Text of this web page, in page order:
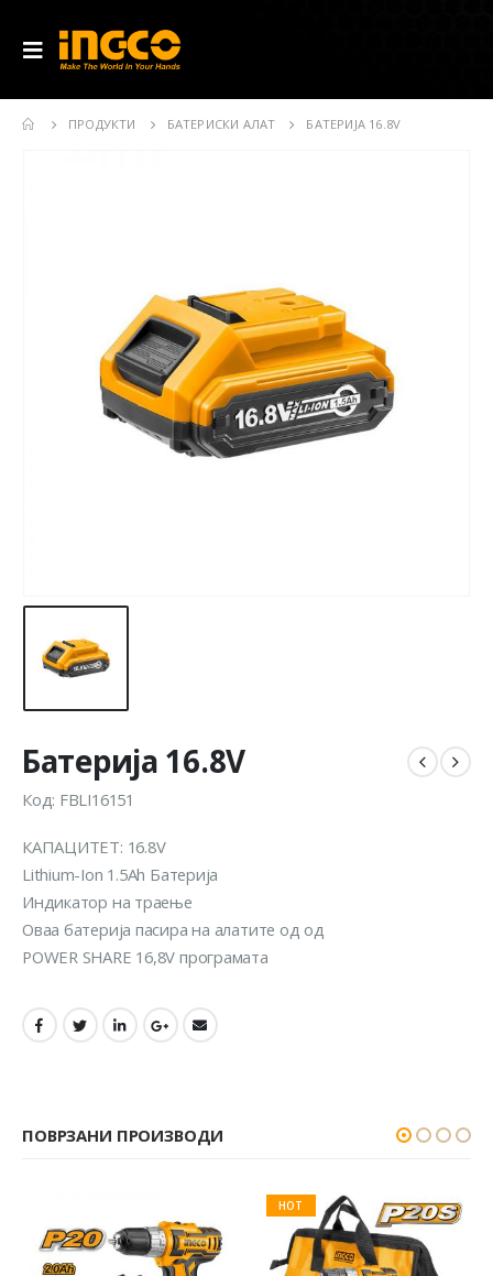
ПРОДУКТИ БАТЕРИСКИ АЛАТ БАТЕРИЈА 16.8V
Батерија 16.8V
Код: FBLI16151
КАПАЦИТЕТ: 16.8V
Lithium-Ion 1.5Ah Батерија
Индикатор на траење
Оваа батерија пасира на алатите од од
POWER SHARE 16,8V програмата
ПОВРЗАНИ ПРОИЗВОДИ
HOT